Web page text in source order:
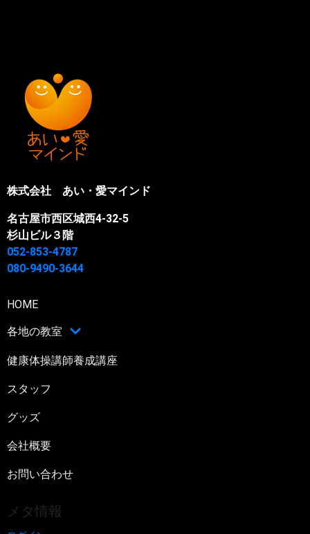
株式会社 あい・愛マインド
名古屋市西区城西4-32-5
杉山ビル３階
052-853-4787
080-9490-3644
HOME
各地の教室
健康体操講師養成講座
スタッフ
グッズ
会社概要
お問い合わせ
メタ情報